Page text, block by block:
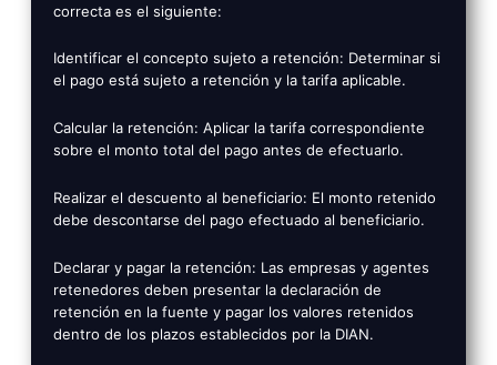
correcta es el siguiente:
Identificar el concepto sujeto a retención: Determinar si
el pago está sujeto a retención y la tarifa aplicable.
Calcular la retención: Aplicar la tarifa correspondiente
sobre el monto total del pago antes de efectuarlo.
Realizar el descuento al beneficiario: El monto retenido
debe descontarse del pago efectuado al beneficiario.
Declarar y pagar la retención: Las empresas y agentes
retenedores deben presentar la declaración de
retención en la fuente y pagar los valores retenidos
dentro de los plazos establecidos por la DIAN.